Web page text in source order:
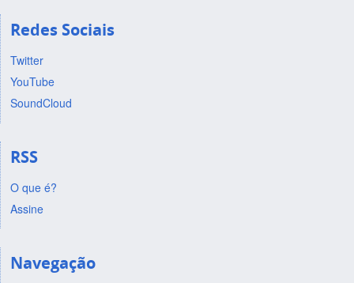
Redes Sociais
Twitter
YouTube
SoundCloud
RSS
O que é?
Assine
Navegação